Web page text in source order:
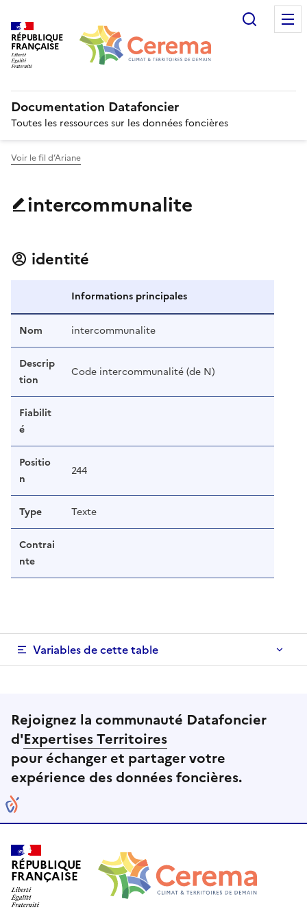
RÉPUBLIQUE
FRANÇAISE
Documentation Datafoncier
Toutes les ressources sur les données foncières
Voir le fil d’Ariane
intercommunalite
identité
Informations principales
Nom intercommunalite
Descrip
tion
Code intercommunalité (de N)
Fiabilit
é
Positio
n
244
Type Texte
Contrai
nte
Variables de cette table
Rejoignez la communauté Datafoncier
d'Expertises Territoires
pour échanger et partager votre
expérience des données foncières.
RÉPUBLIQUE
FRANÇAISE